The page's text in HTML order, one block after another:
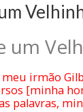
um
irmão
[minha
palavras,